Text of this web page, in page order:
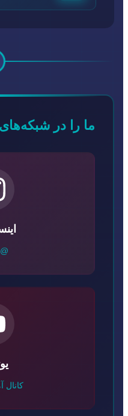
ما را در
@gts_ir
کانال